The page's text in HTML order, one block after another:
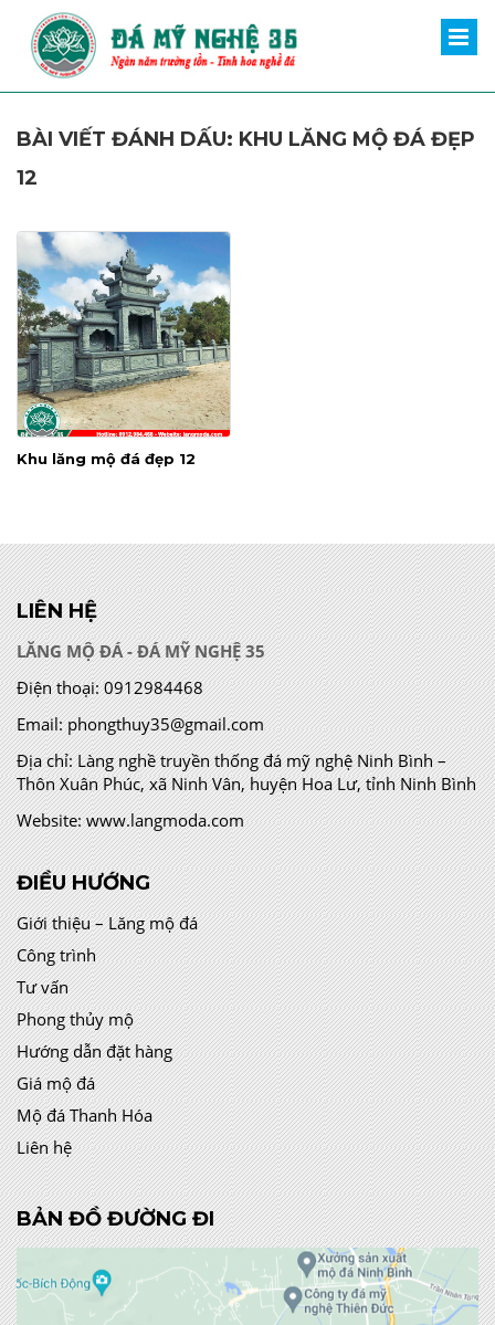
BÀI VIẾT ĐÁNH DẤU: KHU LĂNG MỘ ĐÁ ĐẸP
12
Khu lăng mộ đá đẹp 12
LIÊN HỆ
LĂNG MỘ ĐÁ - ĐÁ MỸ NGHỆ 35
Điện thoại: 0912984468
Email: phongthuy35@gmail.com
Địa chỉ:Làng nghề truyền thống đá mỹ nghệ Ninh Bình –
Thôn Xuân Phúc, xã Ninh Vân, huyện Hoa Lư, tỉnh Ninh Bình
Website: www.langmoda.com
ĐIỀU HƯỚNG
Giới thiệu – Lăng mộ đá
Công trình
Tư vấn
Phong thủy mộ
Hướng dẫn đặt hàng
Giá mộ đá
Mộ đá Thanh Hóa
Liên hệ
BẢN ĐỒ ĐƯỜNG ĐI